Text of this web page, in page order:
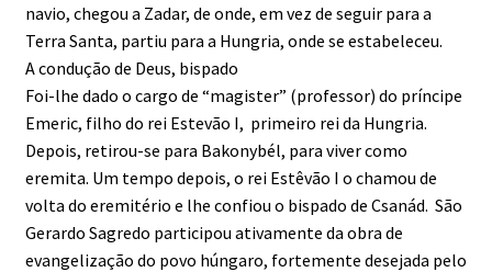
navio, chegou a Zadar, de onde, em vez de seguir para a
Terra Santa, partiu para a Hungria, onde se estabeleceu.
A condução de Deus, bispado
Foi-lhe dado o cargo de “magister” (professor) do príncipe
Emeric, filho do rei Estevão I, primeiro rei da Hungria.
Depois, retirou-se para Bakonybél, para viver como
eremita. Um tempo depois, o rei Estêvão I o chamou de
volta do eremitério e lhe confiou o bispado de Csanád. São
Gerardo Sagredo participou ativamente da obra de
evangelização do povo húngaro, fortemente desejada pelo